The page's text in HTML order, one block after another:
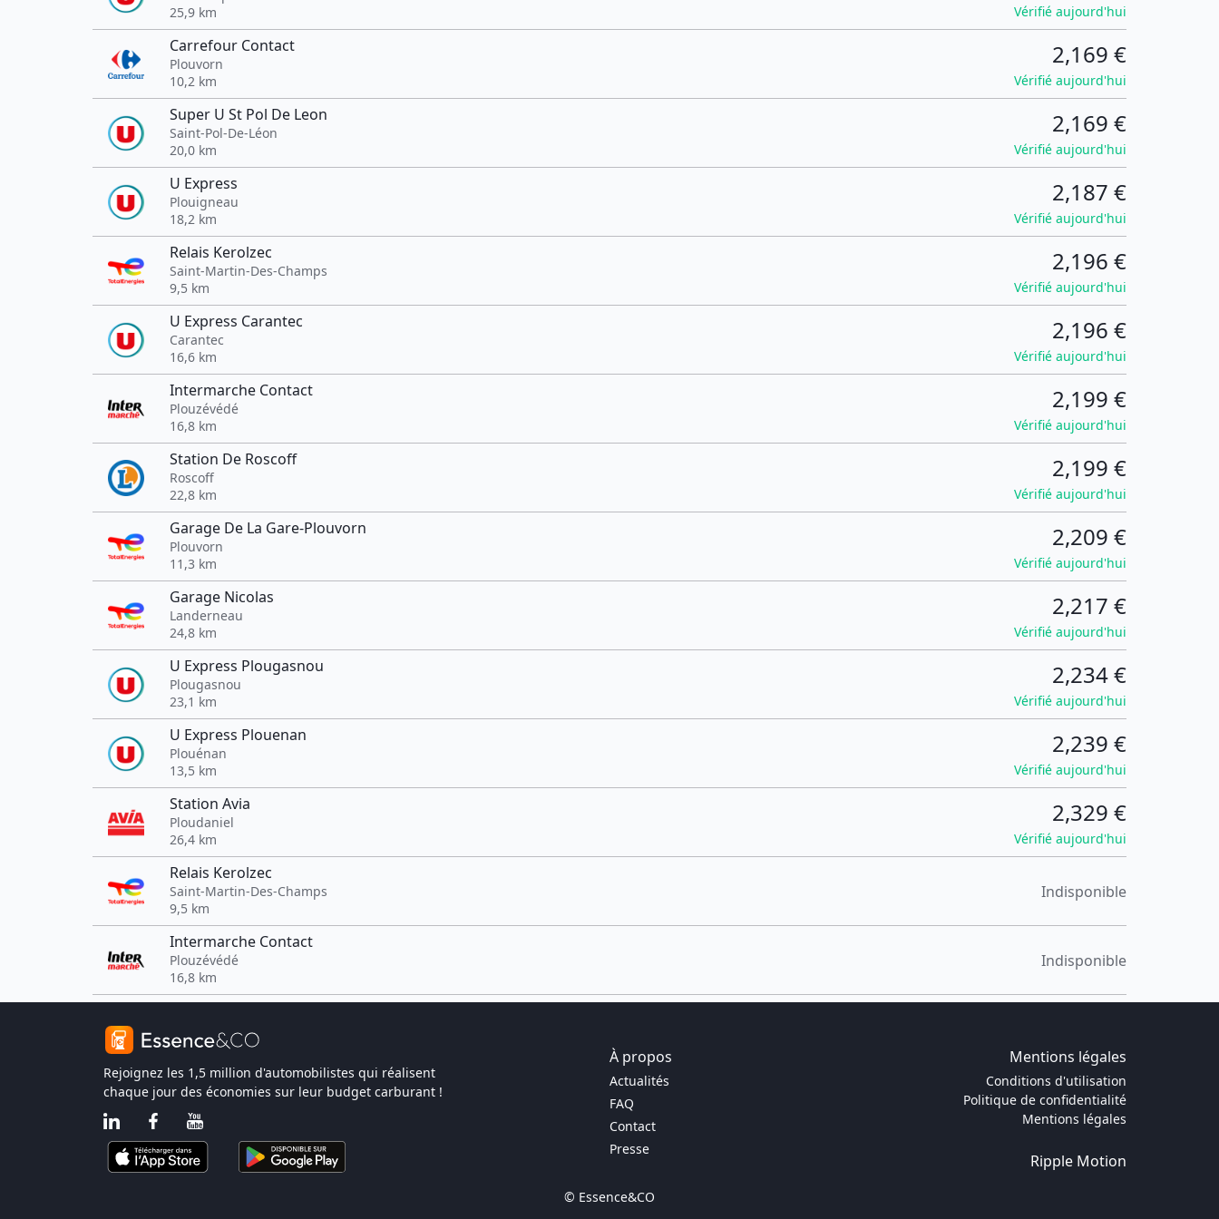
25,9 km
Vérifié aujourd'hui
Carrefour Contact
Plouvorn
10,2 km
2,169 €
Vérifié aujourd'hui
Super U St Pol De Leon
Saint-Pol-De-Léon
20,0 km
2,169 €
Vérifié aujourd'hui
U Express
Plouigneau
18,2 km
2,187 €
Vérifié aujourd'hui
Relais Kerolzec
Saint-Martin-Des-Champs
9,5 km
2,196 €
Vérifié aujourd'hui
U Express Carantec
Carantec
16,6 km
2,196 €
Vérifié aujourd'hui
Intermarche Contact
Plouzévédé
16,8 km
2,199 €
Vérifié aujourd'hui
Station De Roscoff
Roscoff
22,8 km
2,199 €
Vérifié aujourd'hui
Garage De La Gare-Plouvorn
Plouvorn
11,3 km
2,209 €
Vérifié aujourd'hui
Garage Nicolas
Landerneau
24,8 km
2,217 €
Vérifié aujourd'hui
U Express Plougasnou
Plougasnou
23,1 km
2,234 €
Vérifié aujourd'hui
U Express Plouenan
Plouénan
13,5 km
2,239 €
Vérifié aujourd'hui
Station Avia
Ploudaniel
26,4 km
2,329 €
Vérifié aujourd'hui
Relais Kerolzec
Saint-Martin-Des-Champs
9,5 km
Indisponible
Intermarche Contact
Plouzévédé
16,8 km
Indisponible
Rejoignez les 1,5 million d'automobilistes qui réalisent
chaque jour des économies sur leur budget carburant !
À propos Mentions légales
Actualités
FAQ
Contact
Presse
Conditions d'utilisation
Politique de confidentialité
Mentions légales
Ripple Motion
© Essence&CO